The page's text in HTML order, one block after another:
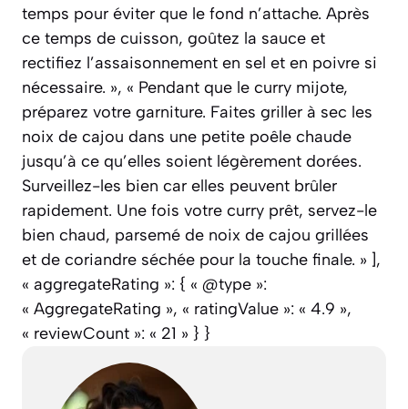
temps pour éviter que le fond n’attache. Après
ce temps de cuisson, goûtez la sauce et
rectifiez l’assaisonnement en sel et en poivre si
nécessaire. », « Pendant que le curry mijote,
préparez votre garniture. Faites griller à sec les
noix de cajou dans une petite poêle chaude
jusqu’à ce qu’elles soient légèrement dorées.
Surveillez-les bien car elles peuvent brûler
rapidement. Une fois votre curry prêt, servez-le
bien chaud, parsemé de noix de cajou grillées
et de coriandre séchée pour la touche finale. » ],
« aggregateRating »: { « @type »:
« AggregateRating », « ratingValue »: « 4.9 »,
« reviewCount »: « 21 » } }